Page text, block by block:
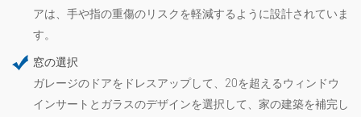
アは、手や指の重傷のリスクを軽減するように設計されていま
す。
窓の選択
ガレージのドアをドレスアップして、20を超えるウィンドウ
インサートとガラスのデザインを選択して、家の建築を補完し